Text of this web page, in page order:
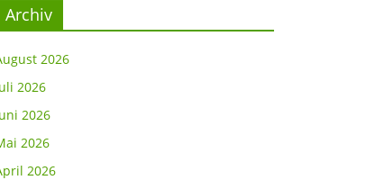
Archiv
2026
2026
2026
2026
2026